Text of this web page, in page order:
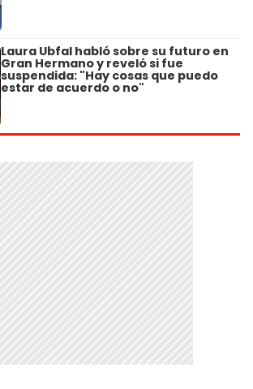
Laura Ubfal habló sobre su futuro en
Gran Hermano y reveló si fue
suspendida: "Hay cosas que puedo
estar de acuerdo o no"